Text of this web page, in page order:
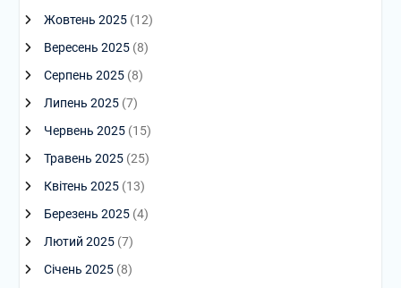
Жовтень 2025(12)
Вересень 2025(8)
Серпень 2025(8)
Липень 2025(7)
Червень 2025(15)
Травень 2025(25)
Квітень 2025(13)
Березень 2025(4)
Лютий 2025(7)
Січень 2025(8)